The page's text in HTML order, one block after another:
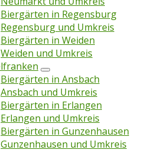
Biergärten in Regensburg
Regensburg und Umkreis
Biergärten in Weiden
Weiden und Umkreis
Biergärten in Ansbach
Ansbach und Umkreis
Biergärten in Erlangen
Erlangen und Umkreis
Biergärten in Gunzenhausen
Gunzenhausen und Umkreis